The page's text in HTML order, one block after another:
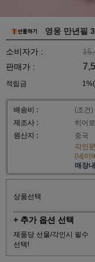
영웅 만년필
소비자가 :
판매가 :
적립금
배송비 : (조건)
제조사 :
히어로
원산지 :
중국
각인
(네이
매장
상품선택
+ 추가 옵션 선택
제품당 선물/각인시 필수
선택!